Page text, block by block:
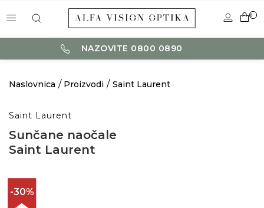
0
NAZOVITE 0800 0890
Naslovnica Proizvodi Saint Laurent
Saint Laurent
Sunčane naočale
Saint Laurent
-30%